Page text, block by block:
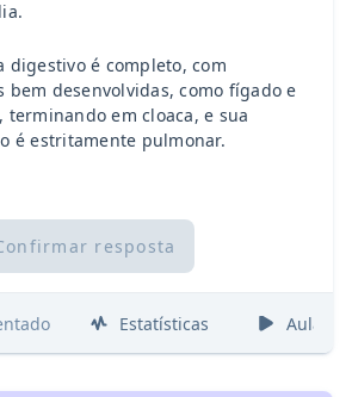
digestivo é completo, com
bem desenvolvidas, como fígado e
terminando em cloaca, e sua
é estritamente pulmonar.
resposta
Estatísticas Aulas